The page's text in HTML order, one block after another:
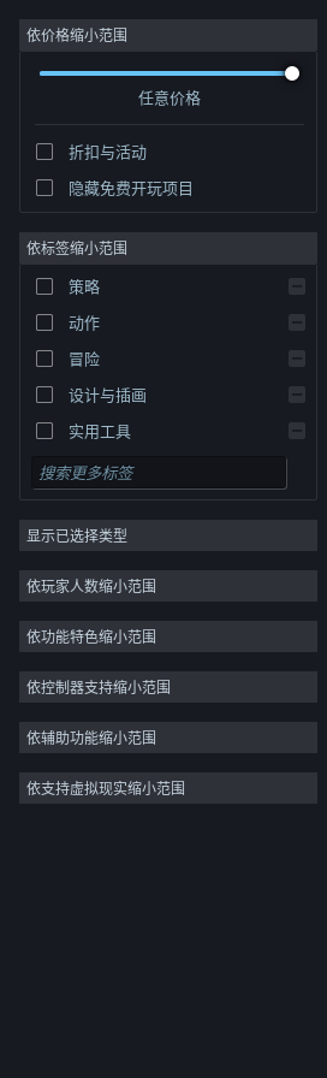
登录
关于
客服
关于蒸汽平台|退款政策|软件许可服务协议
个人信息保护政策|个人信息出境告知书|
依价格缩小范围
任意价格
折扣与活动
隐藏免费开玩项目
依标签缩小范围
策略
动作
冒险
设计与插画
实用工具
免费开玩
角色扮演
大型多人在线
独立
休闲
模拟
竞速
体育
视频制作
显示已选择类型
依玩家人数缩小范围
依功能特色缩小范围
依控制器支持缩小范围
依辅助功能缩小范围
依支持虚拟现实缩小范围
开发者: Humble Mill
排序依据 相关性
2 个匹配的搜索结果。